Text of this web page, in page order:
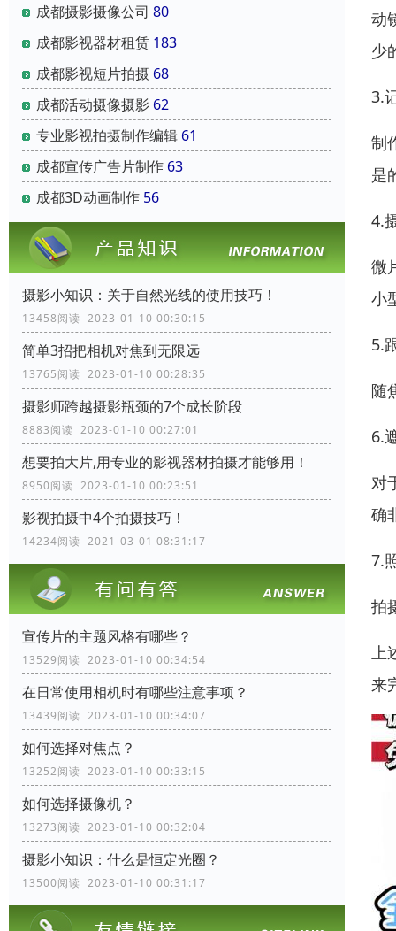
成都摄影摄像公司 80
成都影视器材租赁 183
成都影视短片拍摄 68
成都活动摄像摄影 62
专业影视拍摄制作编辑 61
成都宣传广告片制作 63
成都3D动画制作 56
摄影小知识：关于自然光线的使用技巧！
13458阅读 2023-01-10 00:30:15
简单3招把相机对焦到无限远
13765阅读 2023-01-10 00:28:35
摄影师跨越摄影瓶颈的7个成长阶段
8883阅读 2023-01-10 00:27:01
想要拍大片,用专业的影视器材拍摄才能够用！
8950阅读 2023-01-10 00:23:51
影视拍摄中4个拍摄技巧！
14234阅读 2021-03-01 08:31:17
宣传片的主题风格有哪些？
13529阅读 2023-01-10 00:34:54
在日常使用相机时有哪些注意事项？
13439阅读 2023-01-10 00:34:07
如何选择对焦点？
13252阅读 2023-01-10 00:33:15
如何选择摄像机？
13273阅读 2023-01-10 00:32:04
摄影小知识：什么是恒定光圈？
13500阅读 2023-01-10 00:31:17
动
少
3.
制
是
4.
微
小
5.
随
6.
对
确
7.
拍
上
来